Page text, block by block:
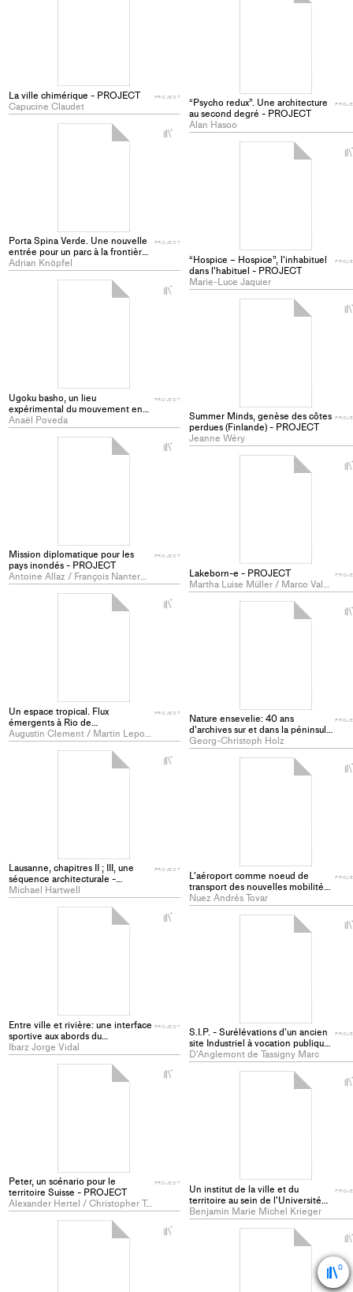
0
La ville chimérique - PROJECT
Capucine Claudet
PROJECT “Psycho redux”. Une architecture
au second degré - PROJECT
Alan Hasoo
Porta Spina Verde. Une nouvelle
entrée pour un parc à la frontière
italo-suisse (CH, I) - PROJECT
Adrian Knöpfel
PROJECT
+
“Hospice – Hospice”, l'inhabituel
dans l'habituel - PROJECT
Marie-Luce Jaquier
+
Ugoku basho, un lieu
expérimental du mouvement en
montagne - PROJECT
Anaël Poveda
PROJECT
+
Summer Minds, genèse des côtes
perdues (Finlande) - PROJECT
Jeanne Wéry
+
Mission diplomatique pour les
pays inondés - PROJECT
Antoine Allaz / François Nantermod
PROJECT
+
Lakeborn-e - PROJECT
Martha Luise Müller / Marco Valeria Zamora
+
Un espace tropical. Flux
émergents à Rio de
Janeiro (Brésil) - PROJECT Augustin Clement / Martin Lepoutre
PROJECT
+
Nature ensevelie: 40 ans
d'archives sur et dans la péninsule
de Kalasatama (Finlande). -
PROJECT
Georg-Christoph Holz
+
Lausanne, chapitres II ; III, une
séquence architecturale -
PROJECT
Michael Hartwell
PROJECT
+
L'aéroport comme noeud de
transport des nouvelles mobilités
- PROJECT
Nuez Andrés Tovar
+
Entre ville et rivière: une interface
sportive aux abords du
Manzanares à Madrid (E) -
PROJECT
Ibarz Jorge Vidal
PROJECT
+
S.I.P. - Surélévations d'un ancien
site Industriel à vocation publique
- PROJECT
D'Anglemont de Tassigny Marc
+
Peter, un scénario pour le
territoire Suisse - PROJECT
Alexander Hertel / Christopher Tan
PROJECT
+
Un institut de la ville et du
territoire au sein de l'Université
de Strasbourg (F) - PROJECT
Benjamin Marie Michel Krieger
+
+
+